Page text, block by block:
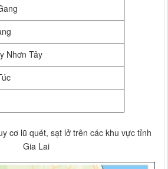
Nhơn Tây
cơ lũ quét, sạt lở trên các khu vực tỉnh
Gia Lai